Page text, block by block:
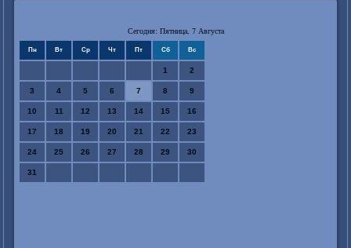
Сегодня: Пятница, 7 Августа
Пн Вт Ср Чт Пт Сб Вс
1 2
3 4 5 6 7 8 9
10 11 12 13 14 15 16
17 18 19 20 21 22 23
24 25 26 27 28 29 30
31